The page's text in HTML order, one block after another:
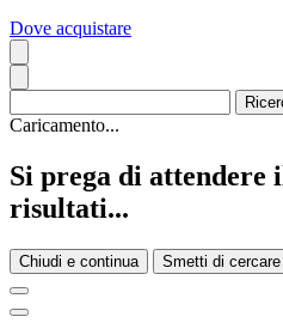
Dove acquistare
Caricamento...
Si prega di attendere
risultati...
Chiudi e continua Smetti di cercare